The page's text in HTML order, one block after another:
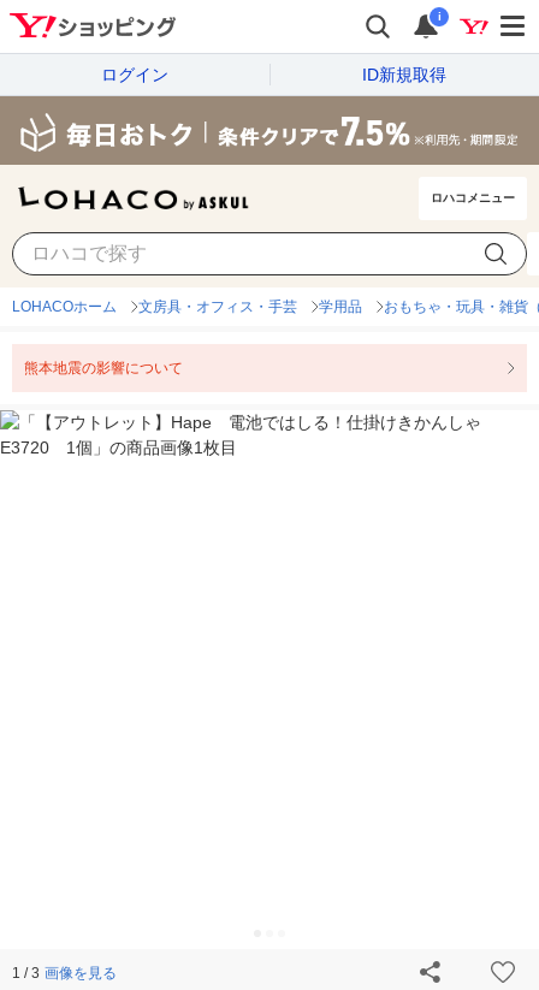
i
ログイン ID新規取得
ロハコメニュー
LOHACOホーム 文房具・オフィス・手芸 学用品 おもちゃ・玩具・雑貨
熊本地震の影響について
1 / 3 画像を見る